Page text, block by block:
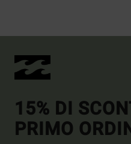
15% DI
PRIMO